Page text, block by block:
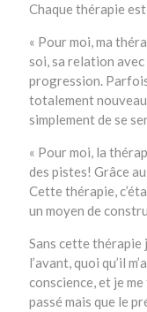
Chaque thérapie
« Pour moi, ma
soi, sa relation
progression.
totalement
simplement de se
« Pour moi, la
des pistes! Grâce
Cette thérapie,
un moyen de
Sans cette thérapie
l’avant, quoi qu’il
conscience, et je
passé mais que le